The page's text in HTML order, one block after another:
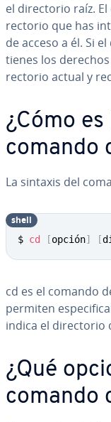
el di­re­c­to­rio raíz.
re­c­to­rio que has
de acceso a él. Si
tienes los
re­c­to­rio actual y
¿Cómo
comando
La sintaxis del
$ cd [opción] [
shell
cd es el comando
permiten
indica el di­re­c­to­rio
¿Qué
comando